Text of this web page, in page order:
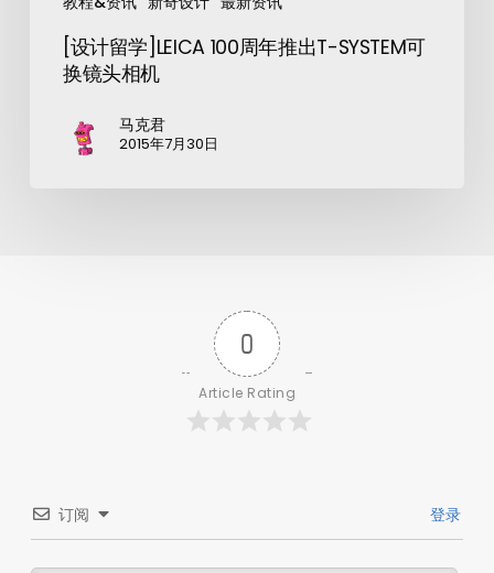
[设计留学]LEICA 100周年推出T-SYSTEM可
换镜头相机
马克君
2015年7月30日
0
Article Rating
订阅 登录